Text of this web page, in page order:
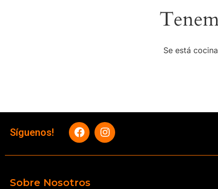
Se está
Síguenos!
Sobre Nosotros